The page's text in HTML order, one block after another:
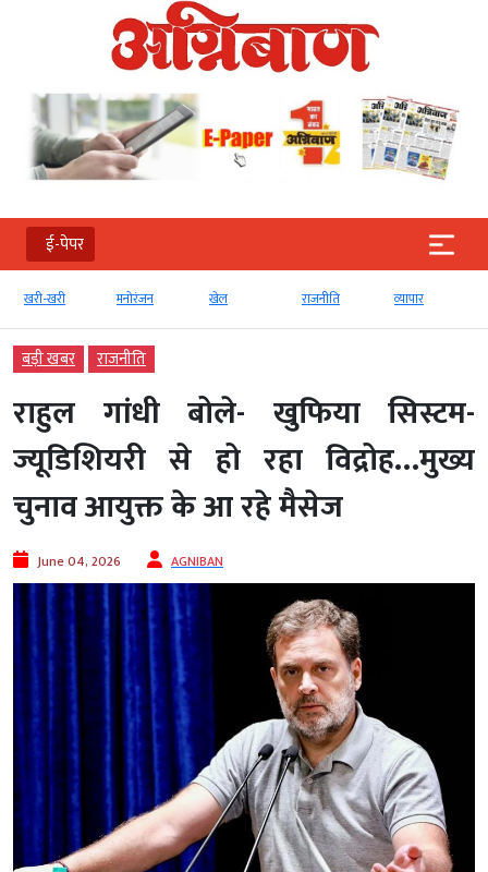
ई-पेपर
खरी-खरी मनोरंजन खेल राजनीति व्‍यापार
बड़ी खबर राजनीति
राहुल गांधी बोले- खुफिया सिस्टम-
ज्यूडिशियरी से हो रहा विद्रोह…मुख्य
चुनाव आयुक्त के आ रहे मैसेज
June 04, 2026 AGNIBAN